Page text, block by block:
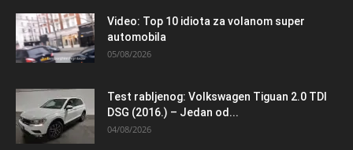
Video: Top 10 idiota za volanom super
automobila
05/08/2026
Test rabljenog: Volkswagen Tiguan 2.0 TDI
DSG (2016.) – Jedan od...
04/08/2026